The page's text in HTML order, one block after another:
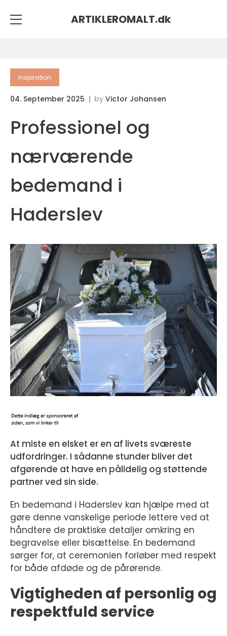
ARTIKLEROMALT.dk
inspiration
04. September 2025 by Victor Johansen
Professionel og
nærværende
bedemand i
Haderslev
At miste en elsket er en af livets sværeste
udfordringer. I sådanne stunder bliver det
afgørende at have en pålidelig og støttende
partner ved sin side.
En bedemand i Haderslev kan hjælpe med at
gøre denne vanskelige periode lettere ved at
håndtere de praktiske detaljer omkring en
begravelse eller bisættelse. En bedemand
sørger for, at ceremonien forløber med respekt
for både afdøde og de pårørende.
Vigtigheden af personlig og
respektfuld service